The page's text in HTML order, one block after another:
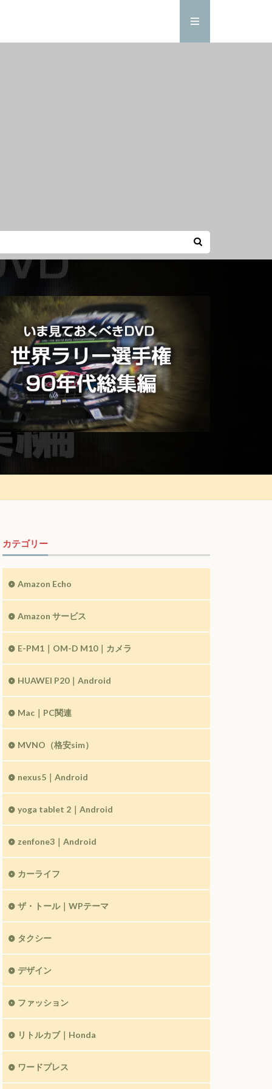
カテゴリー
Amazon Echo
Amazon サービス
E-PM1｜OM-D M10｜カメラ
HUAWEI P20｜Android
Mac｜PC関連
MVNO（格安sim）
nexus5｜Android
yoga tablet 2｜Android
zenfone3｜Android
カーライフ
ザ・トール｜WPテーマ
タクシー
デザイン
ファッション
リトルカブ｜Honda
ワードプレス